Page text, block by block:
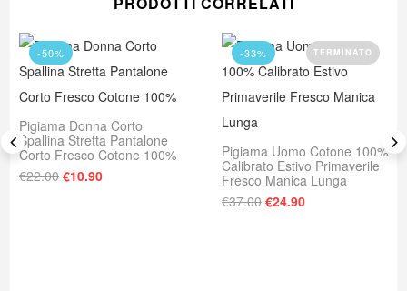
-50%
Pigiama Donna Corto
Spallina Stretta Pantalone
Corto Fresco Cotone 100%
€22.00 Il prezzo originale era: €22.00.
€10.90Il prezzo attuale è: €10.90.
-33% TERMINATO
Pigiama Uomo Cotone 100%
Calibrato Estivo Primaverile
Fresco Manica Lunga
€37.00 Il prezzo originale
€24.90Il prezzo